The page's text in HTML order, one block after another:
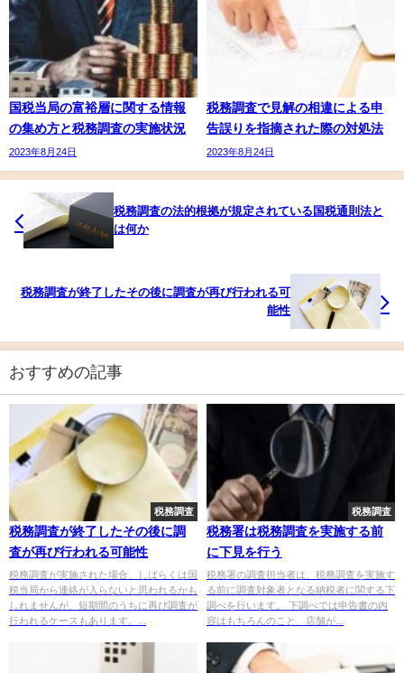
国税当局の富裕層に関する情報
の集め方と税務調査の実施状況
2023年8月24日
税務調査で見解の相違による申
告誤りを指摘された際の対処法
2023年8月24日
税務調査の法的根拠が規定されている国税通則法と
は何か
税務調査が終了したその後に調査が再び行われる可
能性
おすすめの記事
税務調査
税務調査が終了したその後に調
査が再び行われる可能性
税務調査が実施された場合、しばらくは国
税当局から連絡が入らないと思われるかも
しれませんが、短期間のうちに再び調査が
行われるケースもあります。...
税務調査
税務署は税務調査を実施する前
に下見を行う
税務署の調査担当者は、税務調査を実施す
る前に調査対象者となる納税者に関する下
調べを行います。 下調べでは申告書の内
容はもちろんのこと、店舗が...